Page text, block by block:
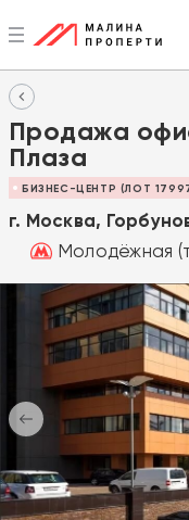
Продажа
Плаза
БИЗНЕС-ЦЕНТР (ЛОТ
г. Москва,
Молодёжная